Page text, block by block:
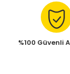
%100 Güvenli